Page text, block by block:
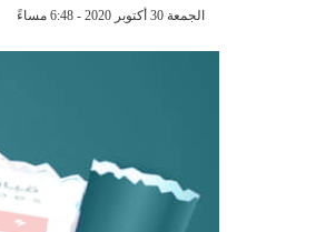
الجمعة 30 أكتوبر 2020 - 6:48 مساءً